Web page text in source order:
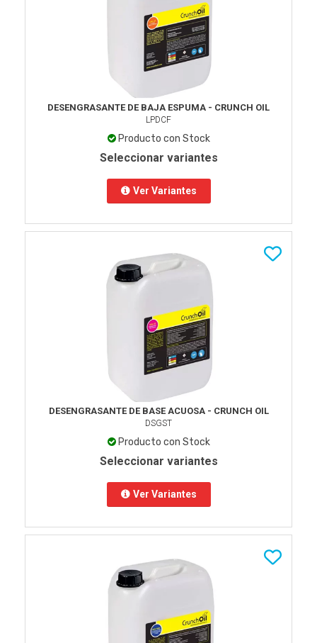
DESENGRASANTE DE BAJA ESPUMA - CRUNCH OIL
LPDCF
Producto con Stock
Seleccionar variantes
Ver Variantes
DESENGRASANTE DE BASE ACUOSA - CRUNCH OIL
DSGST
Producto con Stock
Seleccionar variantes
Ver Variantes